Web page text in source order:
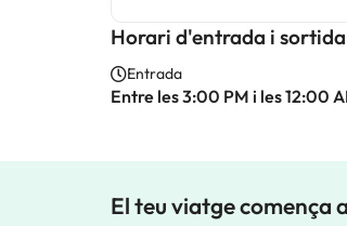
Horari d'entrada i sortida
Entrada
Entre les 3:00 PM i les 12:00
El teu viatge comença